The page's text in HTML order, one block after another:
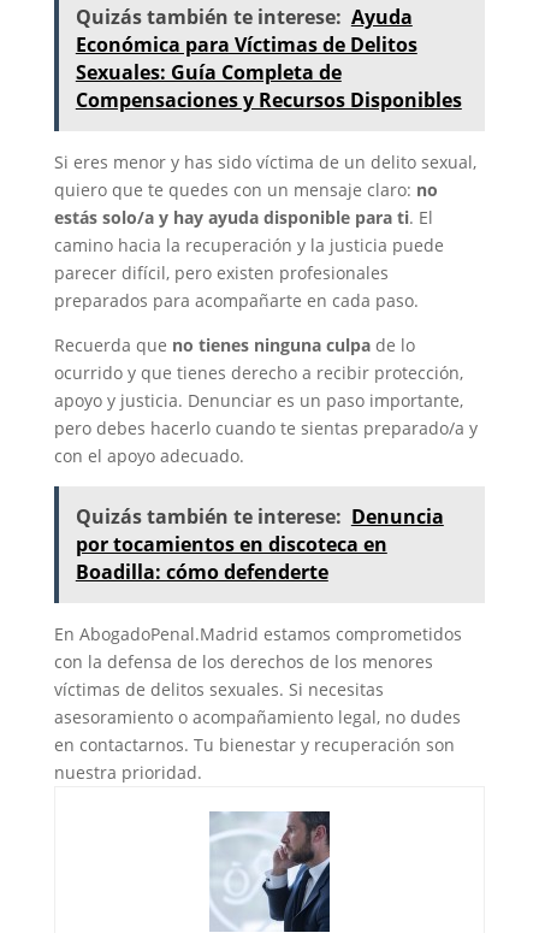
Quizás también te interese: Ayuda
Económica para Víctimas de Delitos
Sexuales: Guía Completa de
Compensaciones y Recursos Disponibles
Si eres menor y has sido víctima de un delito sexual,
quiero que te quedes con un mensaje claro: no
estás solo/a y hay ayuda disponible para ti. El
camino hacia la recuperación y la justicia puede
parecer difícil, pero existen profesionales
preparados para acompañarte en cada paso.
Recuerda que no tienes ninguna culpade lo
ocurrido y que tienes derecho a recibir protección,
apoyo y justicia. Denunciar es un paso importante,
pero debes hacerlo cuando te sientas preparado/a y
con el apoyo adecuado.
Quizás también te interese: Denuncia
por tocamientos en discoteca en
Boadilla: cómo defenderte
En AbogadoPenal.Madrid estamos comprometidos
con la defensa de los derechos de los menores
víctimas de delitos sexuales. Si necesitas
asesoramiento o acompañamiento legal, no dudes
en contactarnos. Tu bienestar y recuperación son
nuestra prioridad.